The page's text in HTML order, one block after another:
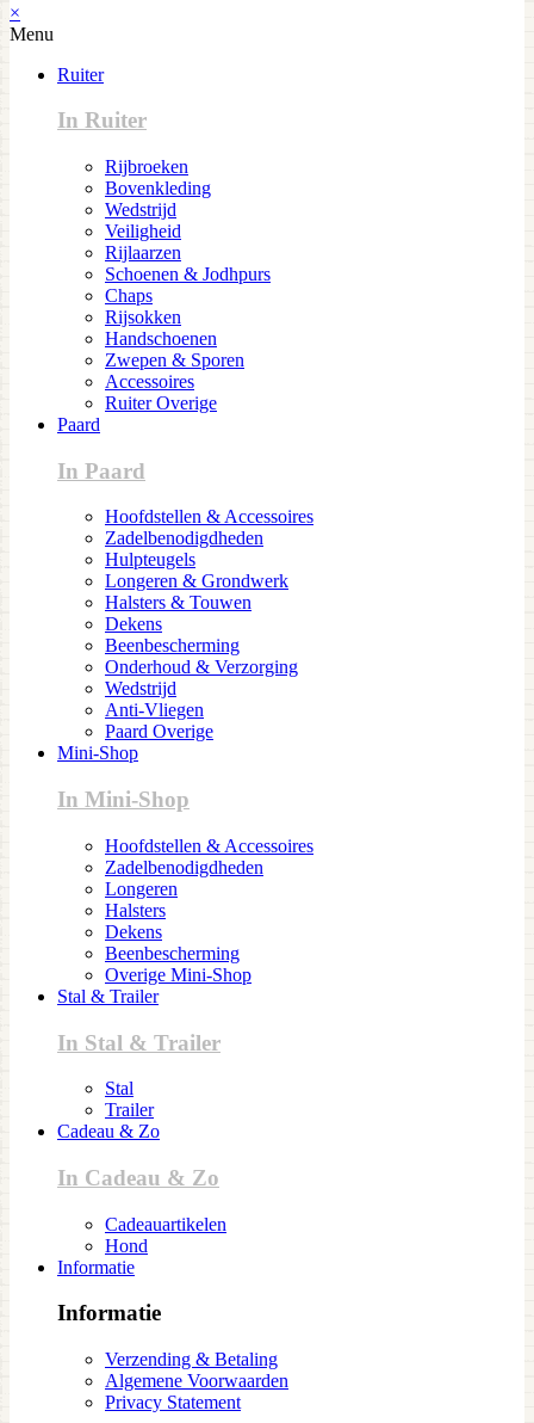
×
Menu
Ruiter
In Ruiter
Rijbroeken
Bovenkleding
Wedstrijd
Veiligheid
Rijlaarzen
Schoenen & Jodhpurs
Chaps
Rijsokken
Handschoenen
Zwepen & Sporen
Accessoires
Ruiter Overige
Paard
In Paard
Hoofdstellen & Accessoires
Zadelbenodigdheden
Hulpteugels
Longeren & Grondwerk
Halsters & Touwen
Dekens
Beenbescherming
Onderhoud & Verzorging
Wedstrijd
Anti-Vliegen
Paard Overige
Mini-Shop
In Mini-Shop
Hoofdstellen & Accessoires
Zadelbenodigdheden
Longeren
Halsters
Dekens
Beenbescherming
Overige Mini-Shop
Stal & Trailer
In Stal & Trailer
Stal
Trailer
Cadeau & Zo
In Cadeau & Zo
Cadeauartikelen
Hond
Informatie
Informatie
Verzending & Betaling
Algemene Voorwaarden
Privacy Statement